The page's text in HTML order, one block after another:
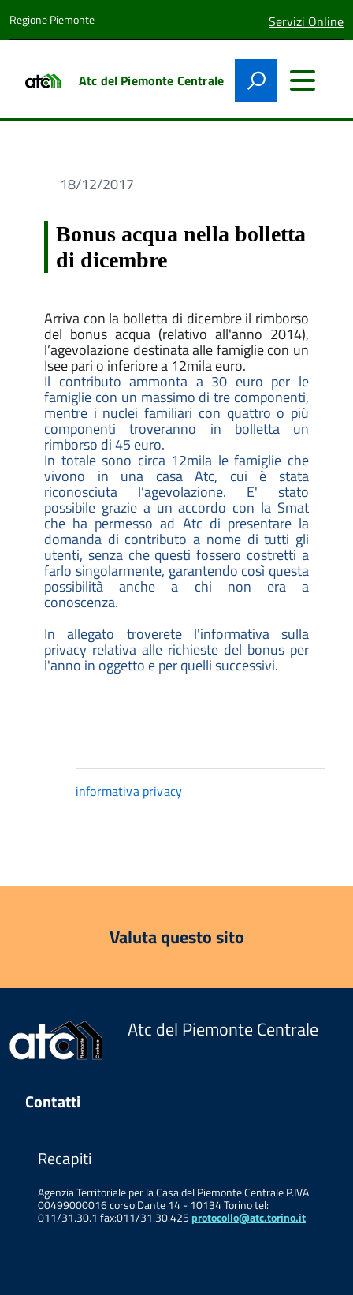
Regione Piemonte lingua
attiva:
Servizi Online
Atc del Piemonte Centrale
18/12/2017
Bonus acqua nella bolletta
di dicembre
Arriva con la bolletta di dicembre il rimborso
del bonus acqua (relativo all'anno 2014),
l’agevolazione destinata alle famiglie con un
Isee pari o inferiore a 12mila euro.
Il contributo ammonta a 30 euro per le
famiglie con un massimo di tre componenti,
mentre i nuclei familiari con quattro o più
componenti troveranno in bolletta un
rimborso di 45 euro.
In totale sono circa 12mila le famiglie che
vivono in una casa Atc, cui è stata
riconosciuta l’agevolazione. E' stato
possibile grazie a un accordo con la Smat
che ha permesso ad Atc di presentare la
domanda di contributo a nome di tutti gli
utenti, senza che questi fossero costretti a
farlo singolarmente, garantendo così questa
possibilità anche a chi non era a
conoscenza.
In allegato troverete l'informativa sulla
privacy relativa alle richieste del bonus per
l'anno in oggetto e per quelli successivi.
informativa privacy
Valuta questo sito
Atc del Piemonte Centrale
Contatti
Recapiti
Agenzia Territoriale per la Casa del Piemonte Centrale P.IVA
00499000016 corso Dante 14 - 10134 Torino tel:
011/31.30.1 fax:011/31.30.425 protocollo@atc.torino.it